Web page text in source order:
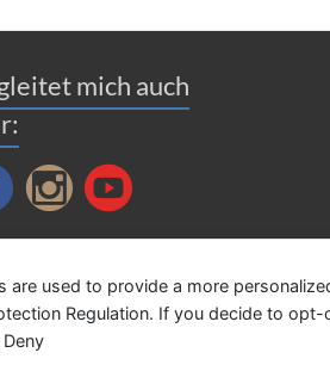
mich auch
vorbehalten. Theme
used to provide a more
Regulation. If you decide to